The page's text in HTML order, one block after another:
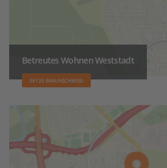
Betreutes Wohnen Weststadt
38120 BRAUNSCHWEIG